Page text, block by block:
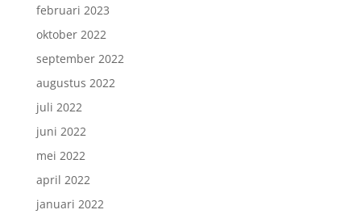
februari 2023
oktober 2022
september 2022
augustus 2022
juli 2022
juni 2022
mei 2022
april 2022
januari 2022